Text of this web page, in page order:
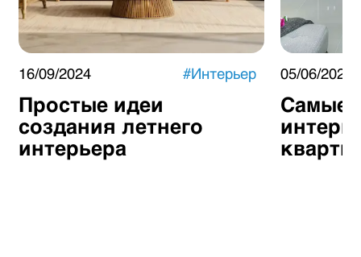
16/09/2024 #Интерьер
Простые идеи
создания летнего
интерьера
05/06/2024
Самые